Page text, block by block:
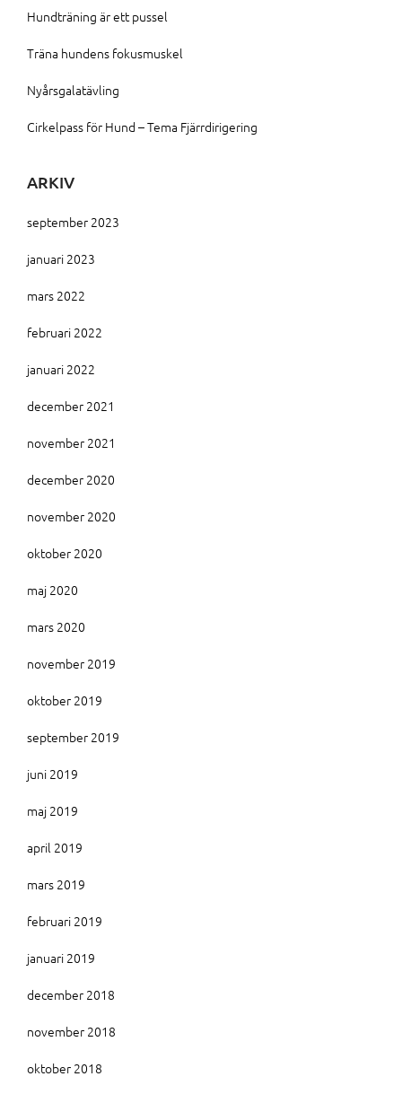
Hundträning är ett pussel
Träna hundens fokusmuskel
Nyårsgalatävling
Cirkelpass för Hund – Tema Fjärrdirigering
ARKIV
september 2023
januari 2023
mars 2022
februari 2022
januari 2022
december 2021
november 2021
december 2020
november 2020
oktober 2020
maj 2020
mars 2020
november 2019
oktober 2019
september 2019
juni 2019
maj 2019
april 2019
mars 2019
februari 2019
januari 2019
december 2018
november 2018
oktober 2018